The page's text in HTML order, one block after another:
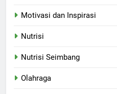
Motivasi dan Inspirasi
Nutrisi
Nutrisi Seimbang
Olahraga